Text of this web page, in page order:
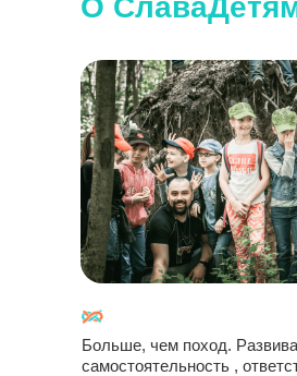
О
Больше, чем поход.
самостоятельность ,